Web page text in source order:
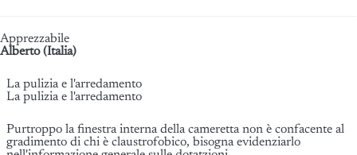
Apprezzabile
Alberto (Italia)
La pulizia e l'arredamento
La pulizia e l'arredamento
Purtroppo la finestra interna della cameretta non è confacente al
gradimento di chi è claustrofobico, bisogna evidenziarlo